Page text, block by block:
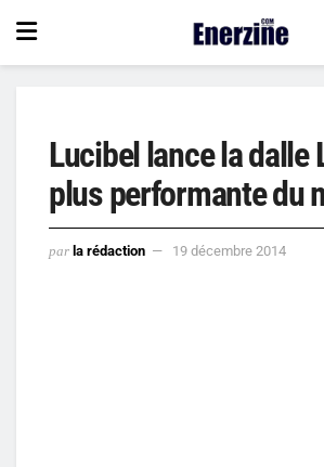
Lucibel lance la dalle
plus performante du
par la rédaction 19 décembre 2014